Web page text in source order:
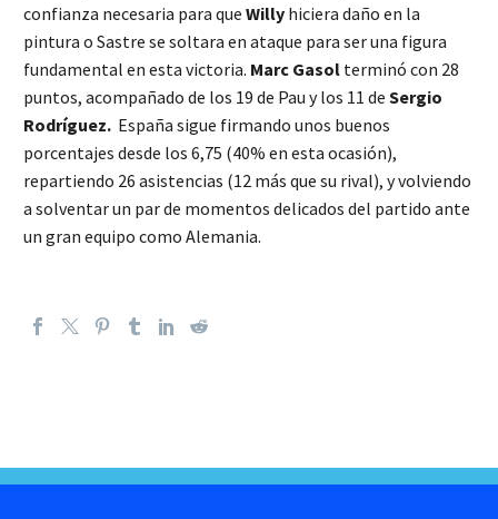
confianza necesaria para que Willy hiciera daño en la
pintura o Sastre se soltara en ataque para ser una figura
fundamental en esta victoria. Marc Gasol terminó con 28
puntos, acompañado de los 19 de Pau y los 11 de Sergio
Rodríguez. España sigue firmando unos buenos
porcentajes desde los 6,75 (40% en esta ocasión),
repartiendo 26 asistencias (12 más que su rival), y volviendo
a solventar un par de momentos delicados del partido ante
un gran equipo como Alemania.